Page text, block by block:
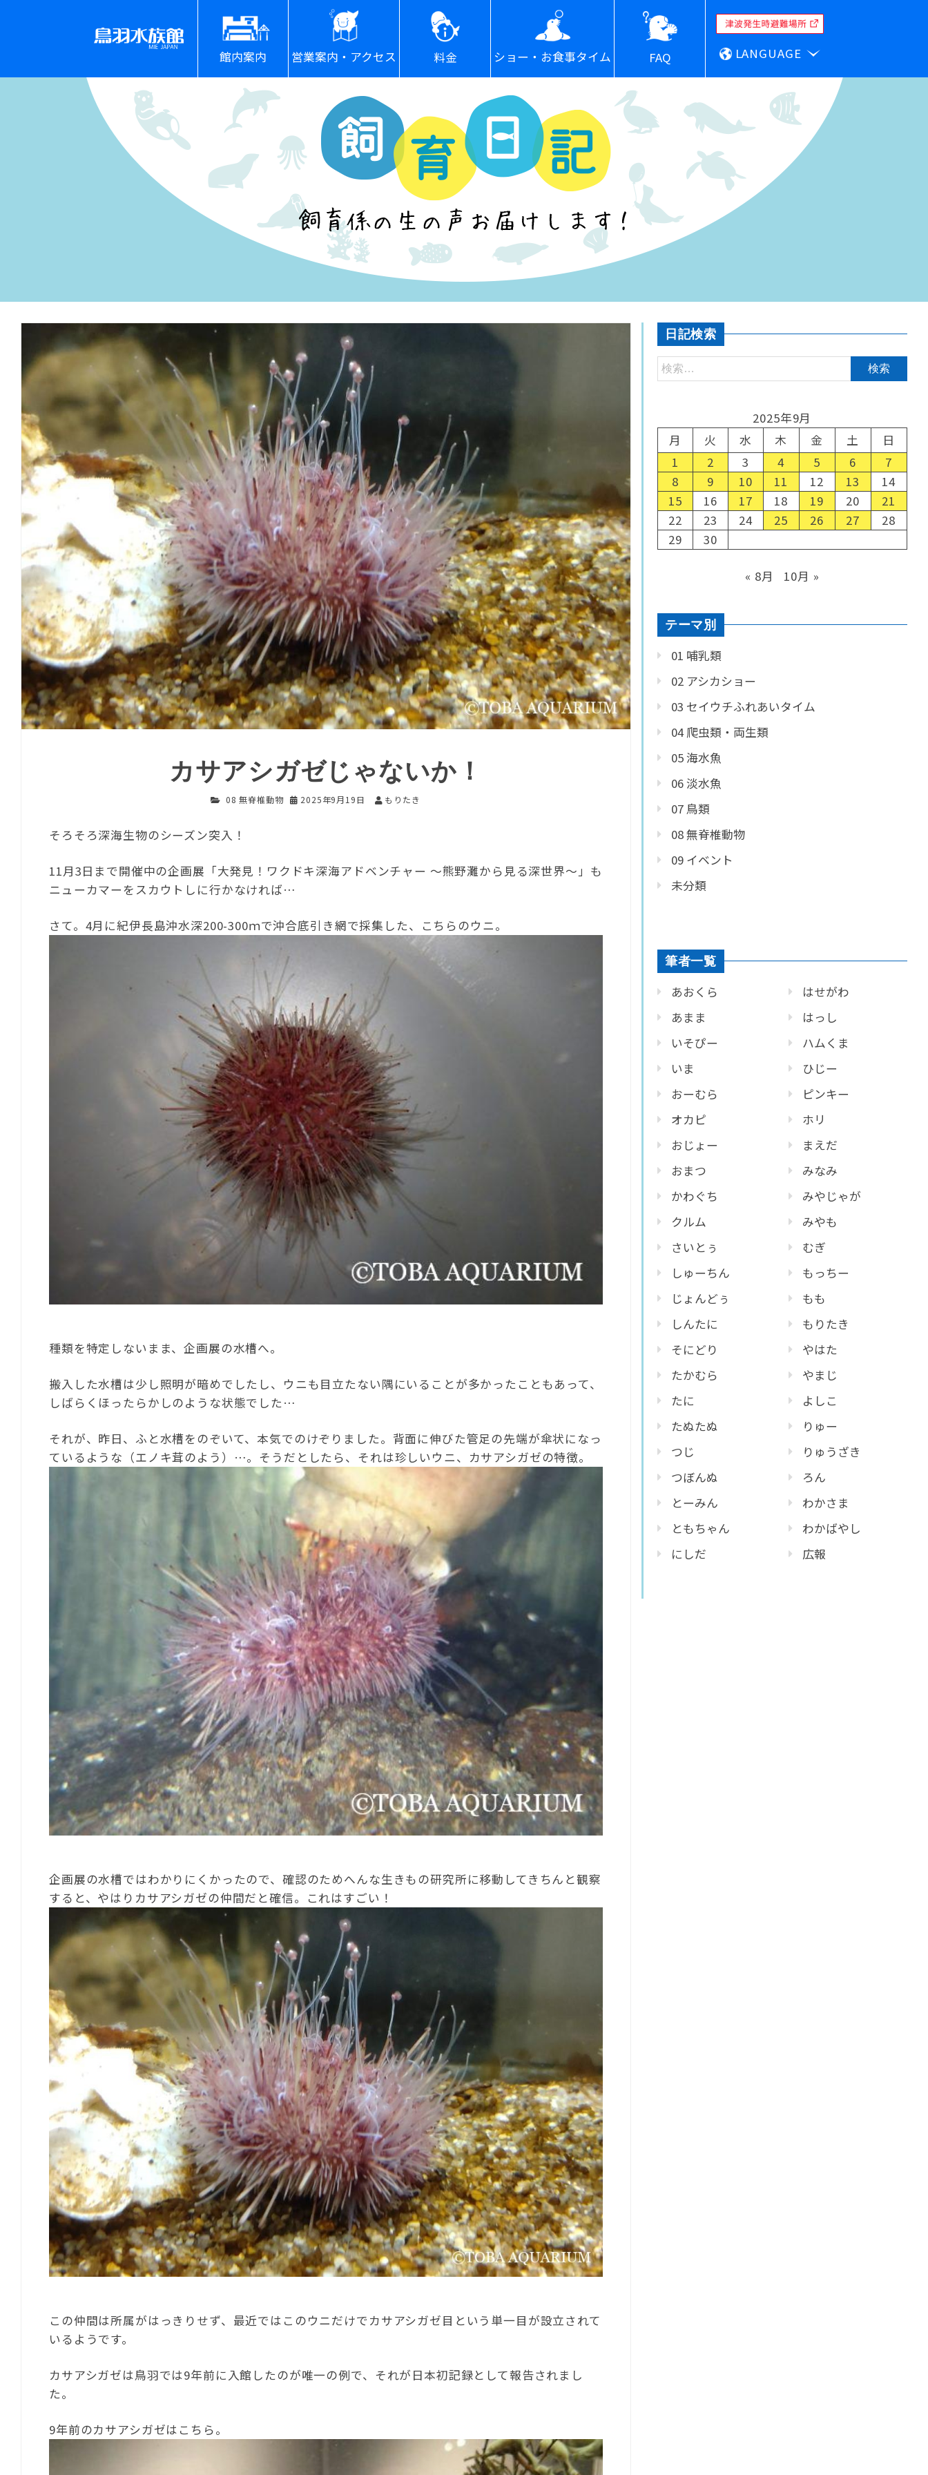
館内案内 営業案内・アクセス 料金 ショー・お食事タイム FAQ LANGUAGE
カサアシガゼじゃないか！
08 無脊椎動物 2025年9月19日 もりたき
そろそろ深海生物のシーズン突入！
11月3日まで開催中の企画展「大発見！ワクドキ深海アドベンチャー ～熊野灘から見る深世界～」も
ニューカマーをスカウトしに行かなければ…
さて。4月に紀伊長島沖水深200-300ｍで沖合底引き網で採集した、こちらのウニ。
種類を特定しないまま、企画展の水槽へ。
搬入した水槽は少し照明が暗めでしたし、ウニも目立たない隅にいることが多かったこともあって、
しばらくほったらかしのような状態でした…
それが、昨日、ふと水槽をのぞいて、本気でのけぞりました。背面に伸びた管足の先端が傘状になっ
ているような（エノキ茸のよう）…。そうだとしたら、それは珍しいウニ、カサアシガゼの特徴。
企画展の水槽ではわかりにくかったので、確認のためへんな生きもの研究所に移動してきちんと観察
すると、やはりカサアシガゼの仲間だと確信。これはすごい！
この仲間は所属がはっきりせず、最近ではこのウニだけでカサアシガゼ目という単一目が設立されて
いるようです。
カサアシガゼは鳥羽では9年前に入館したのが唯一の例で、それが日本初記録として報告されまし
た。
9年前のカサアシガゼはこちら。
日記検索
2025年9月
月
火 水 木 金 土
日
1
2 3 4 5 6
7
8
9 10 11 12 13
14
15
16 17 18 19 20
21
22
23 24 25 26 27
28
29
30
« 8月 10月 »
テーマ別
01 哺乳類
02 アシカショー
03 セイウチふれあいタイム
04 爬虫類・両生類
05 海水魚
06 淡水魚
07 鳥類
08 無脊椎動物
09 イベント
未分類
筆者一覧
あおくら
あまま
いそぴー
いま
おーむら
オカピ
おじょー
おまつ
かわぐち
クルム
さいとぅ
しゅーちん
じょんどぅ
しんたに
そにどり
たかむら
たに
たぬたぬ
つじ
つぼんぬ
とーみん
ともちゃん
にしだ
はせがわ
はっし
ハムくま
ひじー
ピンキー
ホリ
まえだ
みなみ
みやじゃが
みやも
むぎ
もっちー
もも
もりたき
やはた
やまじ
よしこ
りゅー
りゅうざき
ろん
わかさま
わかばやし
広報